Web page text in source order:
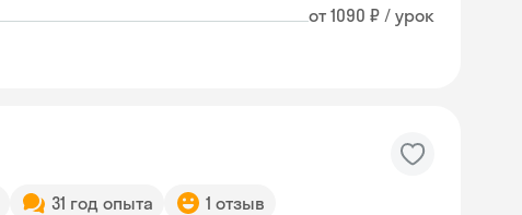
от 1090 ₽ / урок
31 год опыта 1 отзыв